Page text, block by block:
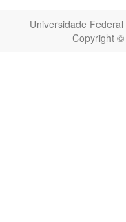
Universidade
Copyright